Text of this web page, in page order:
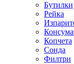
Бутилки
Рейка
Копчета
Сонда
Филтри